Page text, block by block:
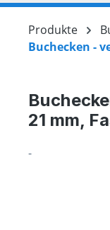
Produkte
Buchecken -
21 mm,
-